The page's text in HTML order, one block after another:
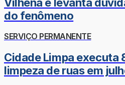
Vilhena e levanta
do fenômeno
SERVIÇO PERMANENTE
Cidade Limpa executa
limpeza de ruas em